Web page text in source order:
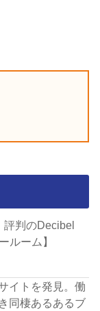
評判のDecibel
ルーム】
イトを発見。働
同棲あるあるブ